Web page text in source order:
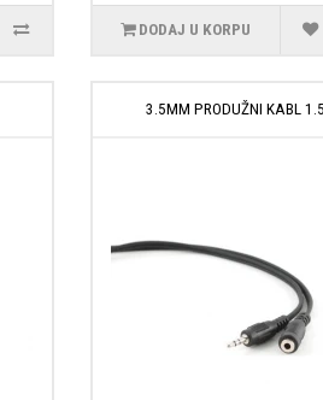
DODAJ U KORPU
3.5MM PRODUŽNI KABL